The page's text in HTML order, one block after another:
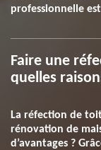
professionnelle
Faire une
quelles
La réfection de
rénovation de
d’avantages ?